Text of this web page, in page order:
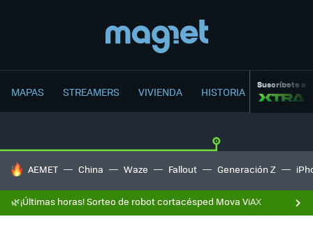
MAPAS STREAMERS VIVIENDA HISTORIA Suscríbete a
HOY SE HABLA DE
AEMET China Waze Fallout Generación Z
🌿¡Últimas horas! Sorteo de robot cortacésped Mova ViAX